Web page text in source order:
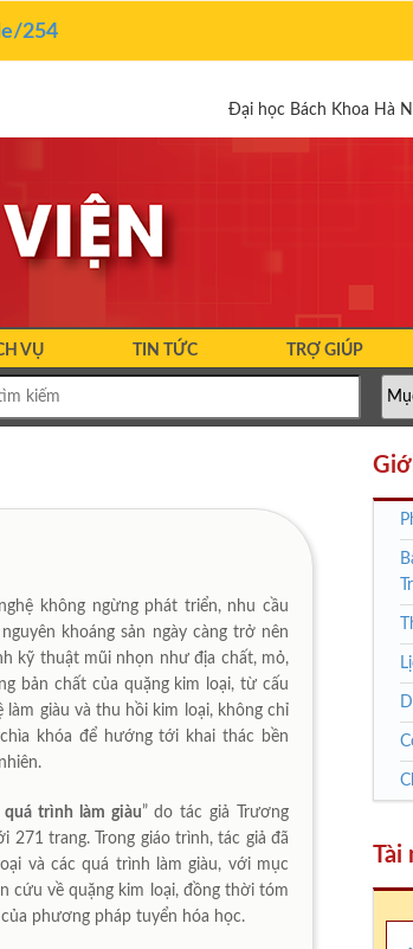
254
Đại học Bách Khoa Hà
VỤ TIN TỨC TRỢ GIÚP
không ngừng phát triển, nhu cầu
khoáng sản ngày càng trở nên
kỹ thuật mũi nhọn như địa chất, mỏ,
bản chất của quặng kim loại, từ cấu
giàu và thu hồi kim loại, không chỉ
khóa để hướng tới khai thác bền
trình làm giàu” do tác giả Trương
271 trang. Trong giáo trình, tác giả đã
và các quá trình làm giàu, với mục
cứu về quặng kim loại, đồng thời tóm
phương pháp tuyển hóa học.